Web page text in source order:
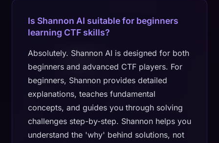
Is Shannon AI suitable for beginners
learning CTF skills?
Absolutely. Shannon AI is designed for both
beginners and advanced CTF players. For
beginners, Shannon provides detailed
explanations, teaches fundamental
concepts, and guides you through solving
challenges step-by-step. Shannon helps you
understand the 'why' behind solutions, not